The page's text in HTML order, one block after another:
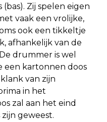
Zij spelen eigen
vaak een vrolijke,
ook een tikkeltje
afhankelijk van de
drummer is wel
een kartonnen doos
van zijn
in het
zal aan het eind
geweest.